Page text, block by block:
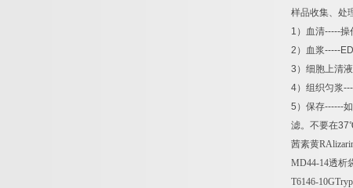
样品收集、处
1 ）血清-----操
2 ）血浆-----
3 ）细胞上清液
4）组织匀浆
5 ）保存------
滤。不要在37
茜素黄
MD44-14透析
T6146-